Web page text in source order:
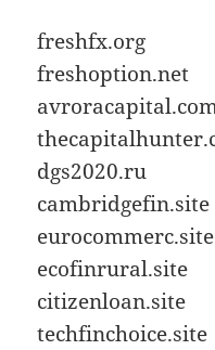
freshfx.org
freshoption.net
dgs2020.ru
cambridgefin.site
eurocommerc.site
ecofinrural.site
citizenloan.site
techfinchoice.site